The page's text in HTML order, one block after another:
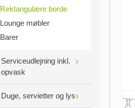
Rektangulære borde
Lounge møbler
Barer
Serviceudlejning inkl.
opvask
Duge, servietter og lys